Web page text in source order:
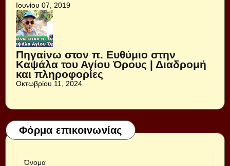
Ιουνίου 07, 2019
Πηγαίνω στον π. Ευθύμιο στην
Καψάλα του Αγίου Όρους | Διαδρομή
και πληροφορίες
Οκτωβρίου 11, 2024
Φόρμα επικοινωνίας